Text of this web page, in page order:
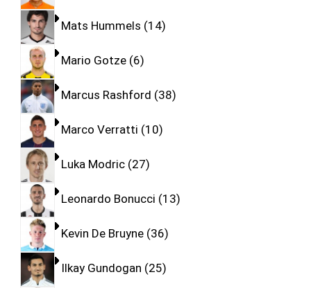
Mats Hummels 14
Mario Gotze 6
Marcus Rashford 38
Marco Verratti 10
Luka Modric 27
Leonardo Bonucci 13
Kevin De Bruyne 36
Ilkay Gundogan 25